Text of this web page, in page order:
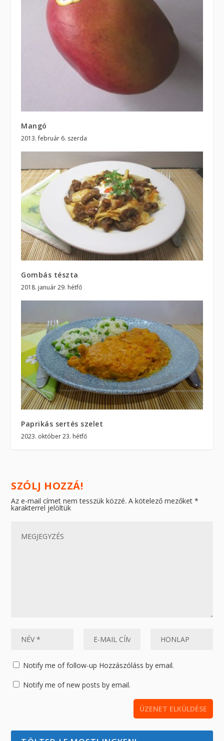
Mangó
2013. február 6. szerda
Gombás tészta
2018. január 29. hétfő
Paprikás sertés szelet
2023. október 23. hétfő
SZÓLJ HOZZÁ!
Az e-mail címet nem tesszük közzé. A kötelező mezőket*
karakterrel jelöltük
Notify me of follow-up Hozzászóláss by email.
Notify me of new posts by email.